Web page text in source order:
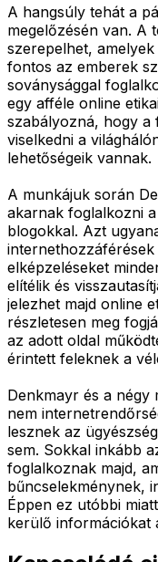
A hangsúly tehát a
megelőzésén van. A
szerepelhet,
fontos az emberek
soványsággal
egy afféle online
szabályozná, hogy a
viselkedni a
lehetőségeik vannak.
A munkájuk során
akarnak foglalkozni
blogokkal. Azt
elképzeléseket
elítélik és
jelezhet majd online
részletesen meg
az adott oldal
érintett feleknek a
Denkmayr és a négy
nem
lesznek az
sem. Sokkal inkább
foglalkoznak majd,
bűncselekménynek,
Éppen ez utóbbi
kerülő információkat